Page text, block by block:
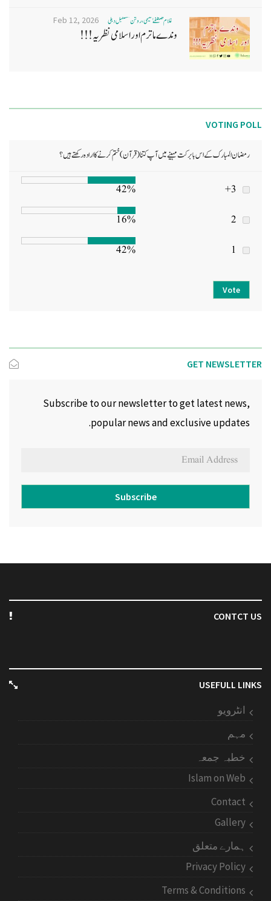
غلام مصطفےٰ نعیمی، روشن مستقبل دہلی Feb 12, 2026
وندے ماترم اور اسلامی نظریہ!!!
VOTING POLL
رمضان المبارک کے اس بابرکت مہینے میں آپ کتنا (قرآن) ختم کرنے کا ارادہ رکھتے ہیں؟
3+
42%
2
16%
1
42%
Vote
GET NEWSLETTER
Subscribe to our newsletter to get latest news,
popular news and exclusive updates.
Subscribe
CONTCT US
USEFULL LINKS
انٹرویو
مہم
خطبہ جمعہ
Islam on Web
Contact
Gallery
ہمارے متعلق
Privacy Policy
Terms & Conditions